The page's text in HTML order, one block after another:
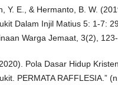
Y. E., & Hermanto, B. W.
Dalam Injil Matius 5: 1-7:
Warga Jemaat, 3(2),
Pola Dasar Hidup
PERMATA RAFFLESIA.”